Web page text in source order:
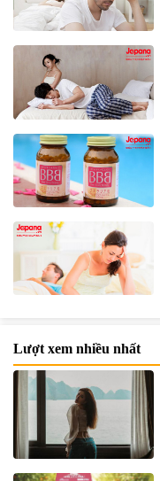
Lượt xem nhiều nhất